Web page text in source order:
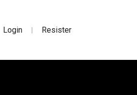
Login | Resister